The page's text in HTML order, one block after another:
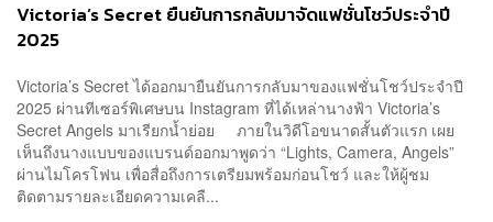
Victoria’s Secret ยืนยันการกลับมาจัดแฟชั่นโชว์ประจำปี
2025
Victoria’s Secret ได้ออกมายืนยันการกลับมาของแฟชั่นโชว์ประจำปี
2025 ผ่านทีเซอร์พิเศษบน Instagram ที่ได้เหล่านางฟ้า Victoria’s
Secret Angels มาเรียกน้ำย่อย ภายในวิดีโอขนาดสั้นตัวแรก เผย
เห็นถึงนางแบบของแบรนด์ออกมาพูดว่า “Lights, Camera, Angels”
ผ่านไมโครโฟน เพื่อสื่อถึงการเตรียมพร้อมก่อนโชว์ และให้ผู้ชม
ติดตามรายละเอียดความเคลื...